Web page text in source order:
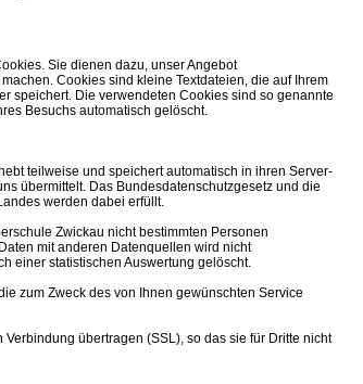
Sie dienen dazu, unser Angebot
Cookies sind kleine Textdateien, die auf Ihrem
speichert. Die verwendeten Cookies sind so genannte
Besuchs automatisch gelöscht.
teilweise und speichert automatisch in ihren Server-
übermittelt. Das Bundesdatenschutzgesetz und die
werden dabei erfüllt.
Zwickau nicht bestimmten Personen
mit anderen Datenquellen wird nicht
einer statistischen Auswertung gelöscht.
zum Zweck des von Ihnen gewünschten Service
übertragen (SSL), so das sie für Dritte nicht